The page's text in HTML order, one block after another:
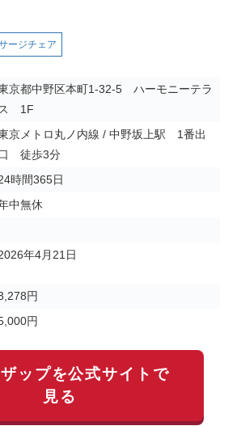
ージチェア
京都中野区本町1-32-5 ハーモニーテラ
1F
京メトロ丸ノ内線 / 中野坂上駅 1番出
徒歩3分
時間365日
中無休
年4月21日
円
円
ップを公式サイトで
見る